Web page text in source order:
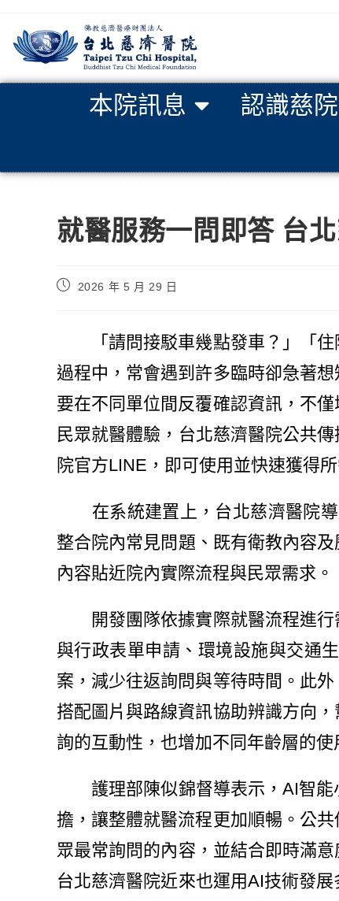
本院訊息 認識慈院
就醫服務一問即答 台
2026 年 5 月 29 日
「請問接駁車幾點發車？」「住
過程中，常會遇到許多臨時卻急著
要在不同單位間反覆確認資訊，不
民眾就醫體驗，台北慈濟醫院公共
院官方LINE，即可使用並快速獲得
在系統建置上，台北慈濟醫院導
整合院內常見問題、既有衛教內容
內容貼近院內實際流程與民眾需求。
開發團隊依據實際就醫流程進行
與行政表單申請、環境設施與交通
案，減少往返詢問與等待時間。此
搭配圖片與路線資訊協助辨識方向
詢的互動性，也增加不同年齡層的使
護理部陳似錦督導表示，AI智能
擔，讓整體就醫流程更加順暢。公
眾最常詢問的內容，並結合即時滿
台北慈濟醫院近來也運用AI技術發